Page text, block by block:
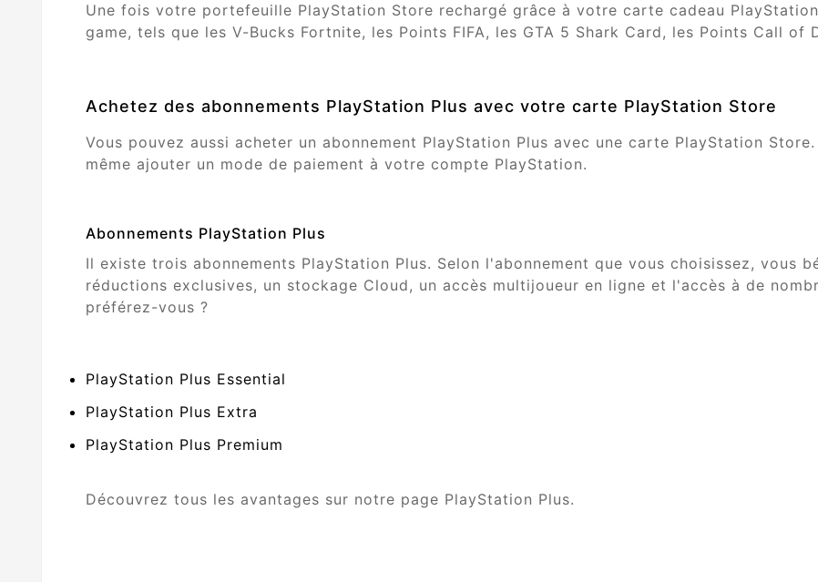
Une fois votre portefeuille PlayStation Store rechargé grâce à votre carte cadeau
game, tels que les V-Bucks Fortnite, les Points FIFA, les GTA 5 Shark Card, les Points Call of
Achetez des abonnements PlayStation Plus avec votre carte PlayStation Store
Vous pouvez aussi acheter un abonnement PlayStation Plus avec une carte PlayStation
même ajouter un mode de paiement à votre compte PlayStation.
Abonnements PlayStation Plus
Il existe trois abonnements PlayStation Plus. Selon l'abonnement que vous choisissez, vous
réductions exclusives, un stockage Cloud, un accès multijoueur en ligne et l'accès à de
préférez-vous ?
PlayStation Plus Essential
PlayStation Plus Extra
PlayStation Plus Premium
Découvrez tous les avantages sur notre page PlayStation Plus.